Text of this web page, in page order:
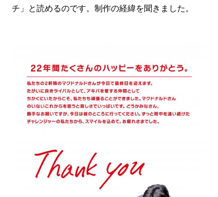
チ」と読めるのです。制作の経緯を聞きました。